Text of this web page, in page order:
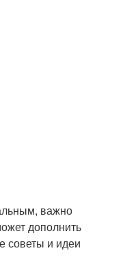
важно
дополнить
советы и идеи